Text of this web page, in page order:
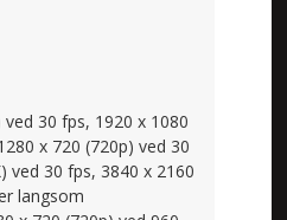
30 fps, 1920 x 1080
x 720 (720p) ved 30
ved 30 fps, 3840 x 2160
langsom